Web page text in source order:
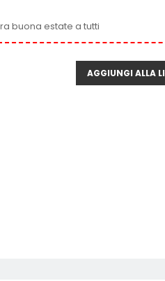
buona estate a tutti
AGGIUNGI ALLA